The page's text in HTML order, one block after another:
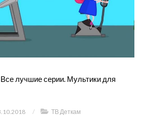
лучшие серии. Мультики для
/ ТВ Деткам